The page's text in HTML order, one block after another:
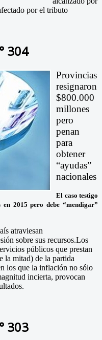
por el tributo
304
Provincias
resignaron
$800.000
millones
pero
penan
para
obtener
“ayudas”
nacionales
El caso testigo
2015 pero debe “mendigar”
atraviesan
sobre sus recursos.Los
públicos que prestan
la mitad) de la partida
los que la inflación no sólo
incierta, provocan
303